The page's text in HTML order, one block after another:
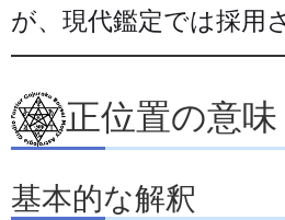
が、現代鑑定では採用
正位置の意味
基本的な解釈